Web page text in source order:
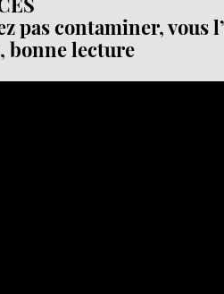
pas contaminer, vous
bonne lecture